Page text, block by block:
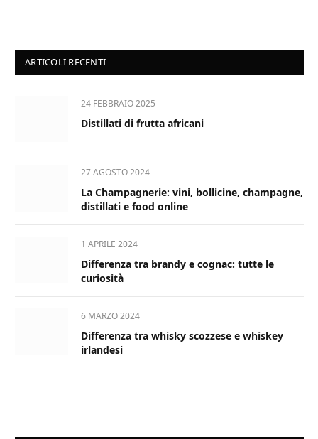
ARTICOLI RECENTI
24 FEBBRAIO 2025
Distillati di frutta africani
27 AGOSTO 2024
La Champagnerie: vini, bollicine, champagne,
distillati e food online
1 APRILE 2024
Differenza tra brandy e cognac: tutte le
curiosità
6 MARZO 2024
Differenza tra whisky scozzese e whiskey
irlandesi